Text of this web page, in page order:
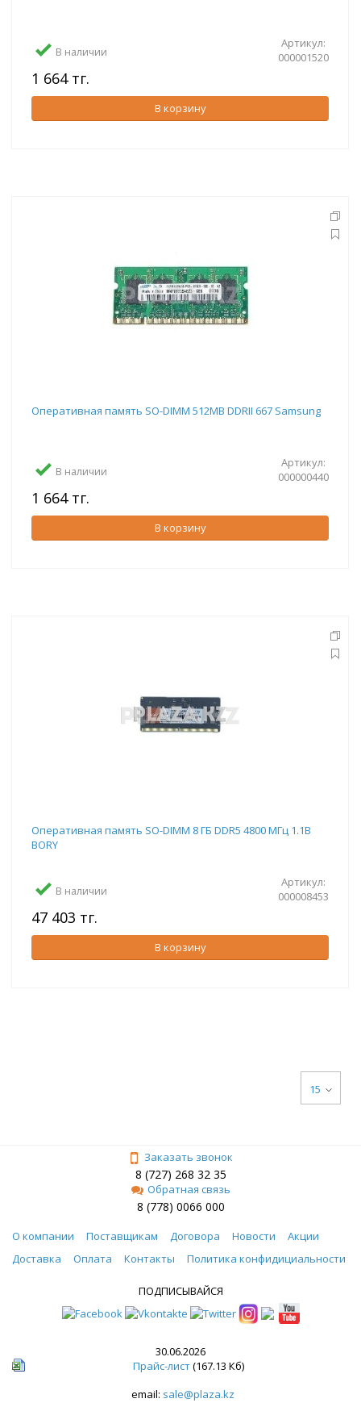
В наличии
Артикул:
000001520
1 664 тг.
В корзину
Оперативная память SO-DIMM 512MB DDRII 667 Samsung
В наличии
Артикул:
000000440
1 664 тг.
В корзину
Оперативная память SO-DIMM 8 ГБ DDR5 4800 МГц 1.1В
BORY
В наличии
Артикул:
000008453
47 403 тг.
В корзину
15
Заказать звонок
8 (727) 268 32 35
Обратная связь
8 (778) 0066 000
О компании Поставщикам Договора Новости
Акции
Доставка
Оплата Контакты Политика конфидициальности
ПОДПИСЫВАЙСЯ
30.06.2026
Прайс-лист(167.13 Кб)
email: sale@plaza.kz